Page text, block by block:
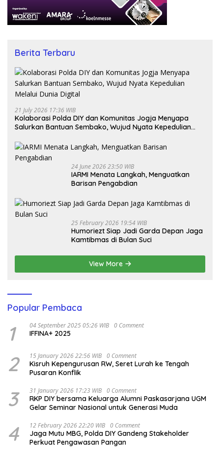
Berita Terbaru
21 July 2026 17:36 WIB
Kolaborasi Polda DIY dan Komunitas Jogja Menyapa
Salurkan Bantuan Sembako, Wujud Nyata Kepedulian
24 June 2026 23:50 WIB
IARMI Menata Langkah, Menguatkan
Barisan Pengabdian
25 February 2026 19:54 WIB
Humoriezt Siap Jadi Garda Depan Jaga
Kamtibmas di Bulan Suci
View More
Popular Pembaca
1 04 September 2025 05:26 WIB 0 Comment
IFFINA+ 2025
2 15 January 2026 22:56 WIB 0 Comment
Kisruh Kepengurusan RW, Seret Lurah ke Tengah
Pusaran Konflik
3 31 January 2026 17:23 WIB 0 Comment
RKP DIY bersama Keluarga Alumni Paskasarjana UGM
Gelar Seminar Nasional untuk Generasi Muda
4 12 February 2026 22:20 WIB 0 Comment
Jaga Mutu MBG, Polda DIY Gandeng Stakeholder
Perkuat Pengawasan Pangan